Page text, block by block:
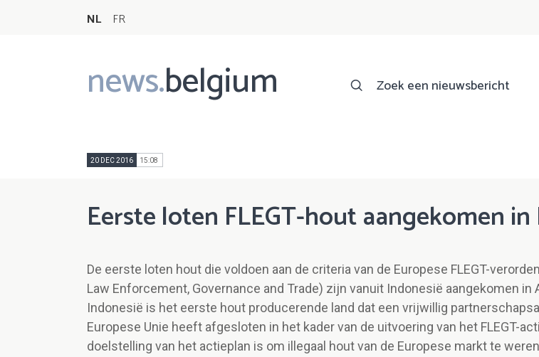
NL FR
news.belgium
Main
navigation
Zoek een nieuwsbericht
20 DEC 2016 15:08
Eerste loten FLEGT-hout aangekomen in
De eerste loten hout die voldoen aan de criteria van de Europese FLEGT-
Law Enforcement, Governance and Trade) zijn vanuit Indonesië aangekomen in
Indonesië is het eerste hout producerende land dat een vrijwillig
Europese Unie heeft afgesloten in het kader van de uitvoering van het FLEGT-
doelstelling van het actieplan is om illegaal hout van de Europese markt te